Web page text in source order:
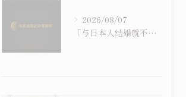
2026/08/07
「与日本人结婚就不会被强制遣返」之误解｜配偶在留资格与退去强制事由之关系